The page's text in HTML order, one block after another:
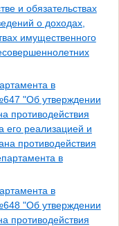
и обязательствах
о доходах,
имущественного
в
"Об утверждении
противодействия
его реализацией и
противодействия
в
в
"Об утверждении
противодействия